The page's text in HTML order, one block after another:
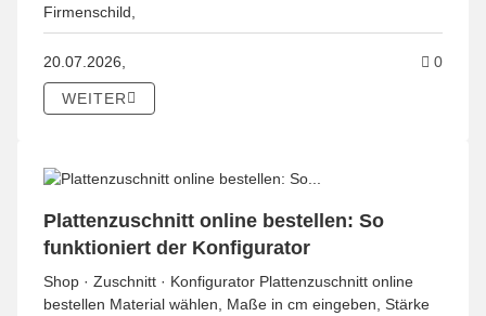
Firmenschild,
20.07.2026, 0
WEITER
Plattenzuschnitt online bestellen: So
funktioniert der Konfigurator
Shop · Zuschnitt · Konfigurator Plattenzuschnitt online
bestellen Material wählen, Maße in cm eingeben, Stärke